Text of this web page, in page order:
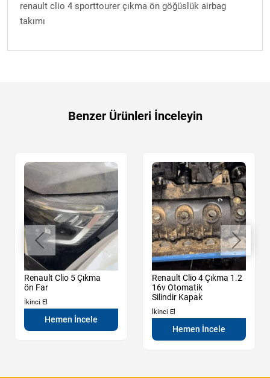
renault clio 4 sporttourer çıkma ön göğüslük airbag
takımı
Benzer Ürünleri İnceleyin
Renault Clio 5 Çıkma
ön Far
İkinci El
Hemen İncele
Renault Clio 4 Çıkma 1.2
16v Otomatik
Silindir Kapak
İkinci El
Hemen İncele